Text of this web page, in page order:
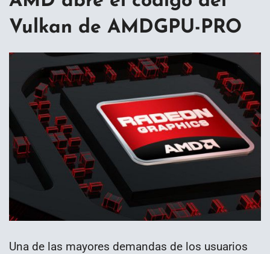
Vulkan de AMDGPU-PRO
Una de las mayores demandas de los usuarios